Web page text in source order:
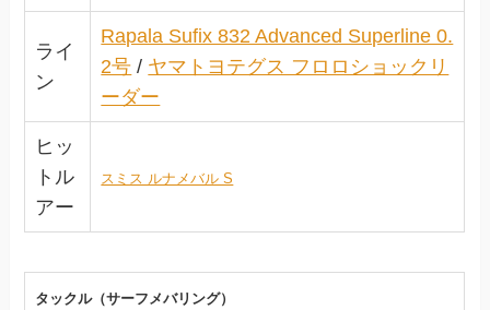
ライ
ン
Rapala Sufix 832 Advanced Superline 0.
2号 / ヤマトヨテグス フロロショックリ
ーダー
ヒッ
トル
アー
スミス ルナメバル S
タックル（サーフメバリング）